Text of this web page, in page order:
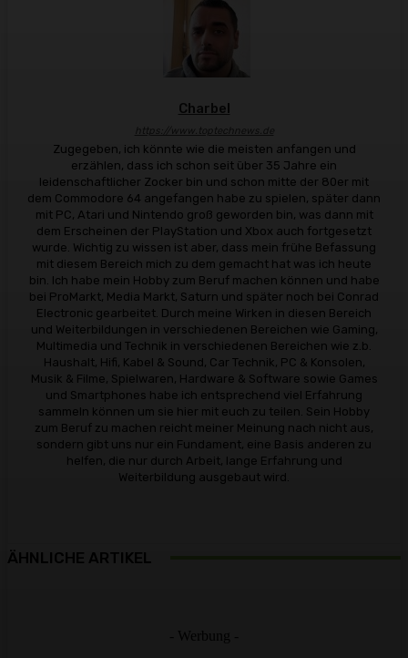
Charbel
https://www.toptechnews.de
Zugegeben, ich könnte wie die meisten anfangen und
erzählen, dass ich schon seit über 35 Jahre ein
leidenschaftlicher Zocker bin und schon mitte der 80er mit
dem Commodore 64 angefangen habe zu spielen, später dann
mit PC, Atari und Nintendo groß geworden bin, was dann mit
dem Erscheinen der PlayStation und Xbox auch fortgesetzt
wurde. Wichtig zu wissen ist aber, dass mein frühe Befassung
mit diesem Bereich mich zu dem gemacht hat was ich heute
bin. Ich habe mein Hobby zum Beruf machen können und habe
bei ProMarkt, Media Markt, Saturn und später noch bei Conrad
Electronic gearbeitet. Durch meine Wirken in diesen Bereich
und Weiterbildungen in verschiedenen Bereichen wie Gaming,
Multimedia und Technik in verschiedenen Bereichen wie z.b.
Haushalt, Hifi, Kabel & Sound, Car Technik, PC & Konsolen,
Musik & Filme, Spielwaren, Hardware & Software sowie Games
und Smartphones habe ich entsprechend viel Erfahrung
sammeln können um sie hier mit euch zu teilen. Sein Hobby
zum Beruf zu machen reicht meiner Meinung nach nicht aus,
sondern gibt uns nur ein Fundament, eine Basis anderen zu
helfen, die nur durch Arbeit, lange Erfahrung und
Weiterbildung ausgebaut wird.
ÄHNLICHE ARTIKEL
- Werbung -